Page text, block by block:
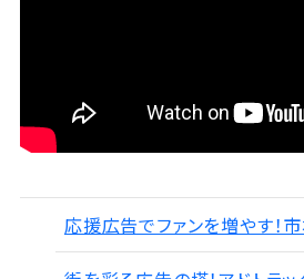
応援広告でファンを増やす！